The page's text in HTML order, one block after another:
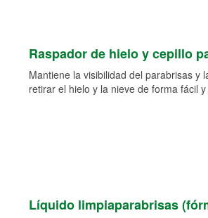
Raspador de hielo y cepillo
Mantiene la visibilidad del parabrisas y
retirar el hielo y la nieve de forma fácil
Líquido limpiaparabrisas